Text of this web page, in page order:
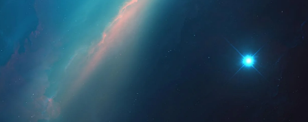
Sol · licita una
demostració